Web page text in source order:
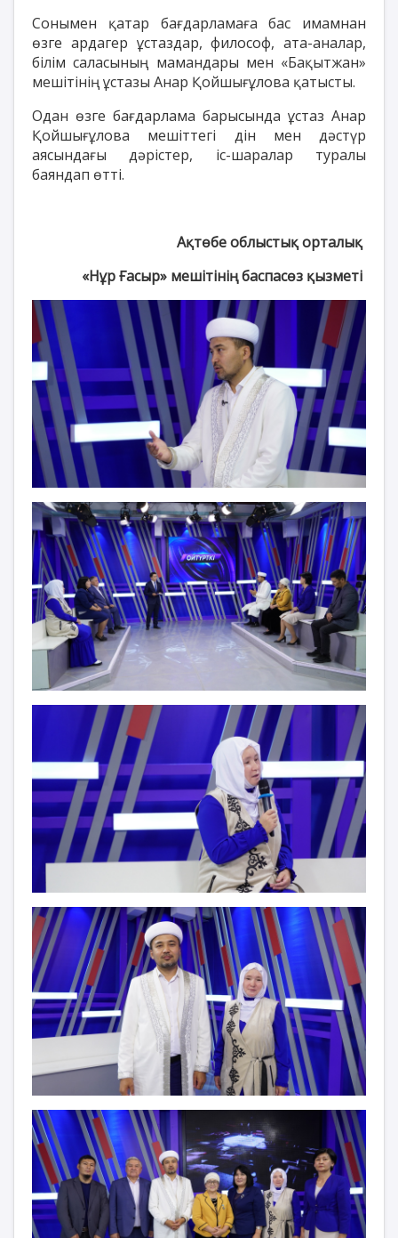
Сонымен қатар бағдарламаға бас имамнан
өзге ардагер ұстаздар, философ, ата-аналар,
білім саласының мамандары мен «Бақытжан»
мешітінің ұстазы Анар Қойшығұлова қатысты.
Одан өзге бағдарлама барысында ұстаз Анар
Қойшығұлова мешіттегі дін мен дәстүр
аясындағы дәрістер, іс-шаралар туралы
баяндап өтті.
Ақтөбе облыстық орталық
«Нұр Ғасыр» мешітінің баспасөз қызметі